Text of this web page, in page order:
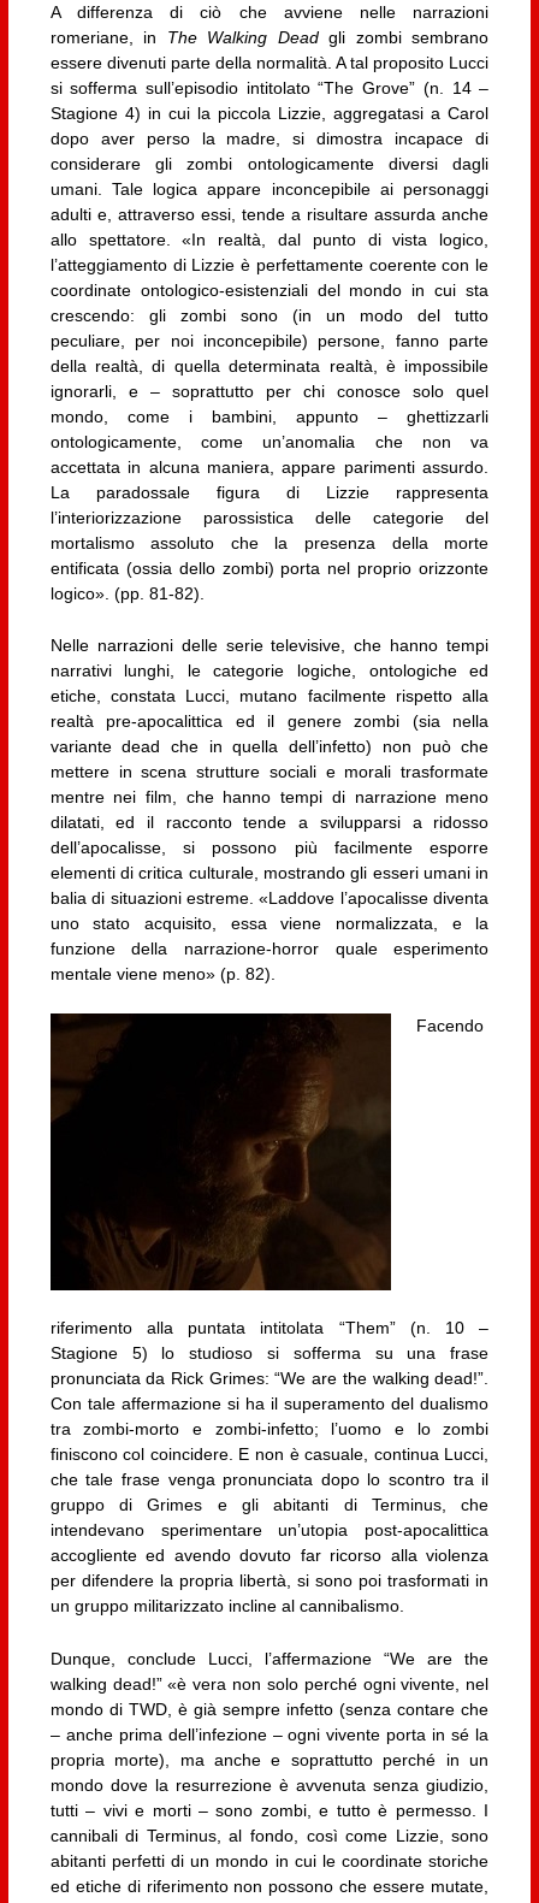
A differenza di ciò che avviene nelle narrazioni
romeriane, in The Walking Deadgli zombi sembrano
essere divenuti parte della normalità. A tal proposito Lucci
si sofferma sull’episodio intitolato “The Grove” (n. 14 –
Stagione 4) in cui la piccola Lizzie, aggregatasi a Carol
dopo aver perso la madre, si dimostra incapace di
considerare gli zombi ontologicamente diversi dagli
umani. Tale logica appare inconcepibile ai personaggi
adulti e, attraverso essi, tende a risultare assurda anche
allo spettatore. «In realtà, dal punto di vista logico,
l’atteggiamento di Lizzie è perfettamente coerente con le
coordinate ontologico-esistenziali del mondo in cui sta
crescendo: gli zombi sono (in un modo del tutto
peculiare, per noi inconcepibile) persone, fanno parte
della realtà, di quella determinata realtà, è impossibile
ignorarli, e – soprattutto per chi conosce solo quel
mondo, come i bambini, appunto – ghettizzarli
ontologicamente, come un’anomalia che non va
accettata in alcuna maniera, appare parimenti assurdo.
La paradossale figura di Lizzie rappresenta
l’interiorizzazione parossistica delle categorie del
mortalismo assoluto che la presenza della morte
entificata (ossia dello zombi) porta nel proprio orizzonte
logico». (pp. 81-82).
Nelle narrazioni delle serie televisive, che hanno tempi
narrativi lunghi, le categorie logiche, ontologiche ed
etiche, constata Lucci, mutano facilmente rispetto alla
realtà pre-apocalittica ed il genere zombi (sia nella
variante dead che in quella dell’infetto) non può che
mettere in scena strutture sociali e morali trasformate
mentre nei film, che hanno tempi di narrazione meno
dilatati, ed il racconto tende a svilupparsi a ridosso
dell’apocalisse, si possono più facilmente esporre
elementi di critica culturale, mostrando gli esseri umani in
balia di situazioni estreme. «Laddove l’apocalisse diventa
uno stato acquisito, essa viene normalizzata, e la
funzione della narrazione-horror quale esperimento
mentale viene meno» (p. 82).
Facendo
riferimento alla puntata intitolata “Them” (n. 10 –
Stagione 5) lo studioso si sofferma su una frase
pronunciata da Rick Grimes: “We are the walking dead!”.
Con tale affermazione si ha il superamento del dualismo
tra zombi-morto e zombi-infetto; l’uomo e lo zombi
finiscono col coincidere. E non è casuale, continua Lucci,
che tale frase venga pronunciata dopo lo scontro tra il
gruppo di Grimes e gli abitanti di Terminus, che
intendevano sperimentare un’utopia post-apocalittica
accogliente ed avendo dovuto far ricorso alla violenza
per difendere la propria libertà, si sono poi trasformati in
un gruppo militarizzato incline al cannibalismo.
Dunque, conclude Lucci, l’affermazione “We are the
walking dead!” «è vera non solo perché ogni vivente, nel
mondo di TWD, è già sempre infetto (senza contare che
– anche prima dell’infezione – ogni vivente porta in sé la
propria morte), ma anche e soprattutto perché in un
mondo dove la resurrezione è avvenuta senza giudizio,
tutti – vivi e morti – sono zombi, e tutto è permesso. I
cannibali di Terminus, al fondo, così come Lizzie, sono
abitanti perfetti di un mondo in cui le coordinate storiche
ed etiche di riferimento non possono che essere mutate,